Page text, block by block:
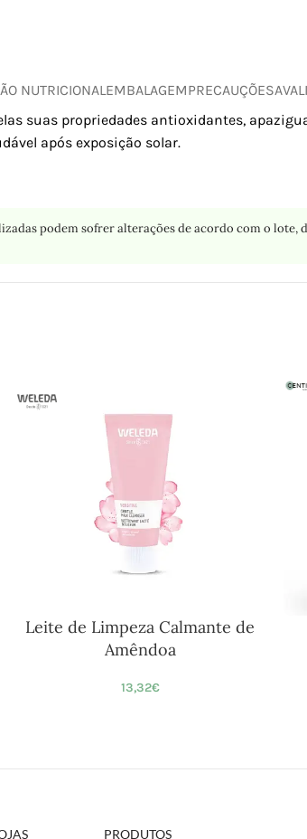
NUTRICIONAL EMBALAGEMPRECAUÇÕES
suas propriedades antioxidantes,
após exposição solar.
podem sofrer alterações de acordo com o lote,
Leite de Limpeza Calmante de
Amêndoa
13,32€
PRODUTOS